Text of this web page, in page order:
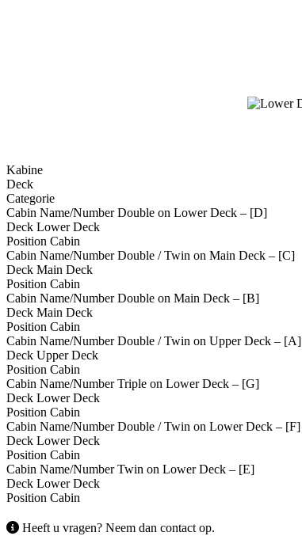
Kabine
Deck
Categorie
Cabin Name/NumberDouble on Lower Deck – [D]
Deck Lower Deck
Position Cabin
Cabin Name/NumberDouble / Twin on Main Deck – [C]
Deck Main Deck
Position Cabin
Cabin Name/NumberDouble on Main Deck – [B]
Deck Main Deck
Position Cabin
Cabin Name/NumberDouble / Twin on Upper Deck – [A]
Deck Upper Deck
Position Cabin
Cabin Name/NumberTriple on Lower Deck – [G]
Deck Lower Deck
Position Cabin
Cabin Name/NumberDouble / Twin on Lower Deck – [F]
Deck Lower Deck
Position Cabin
Cabin Name/NumberTwin on Lower Deck – [E]
Deck Lower Deck
Position Cabin
Heeft u vragen? Neem dan contact op.